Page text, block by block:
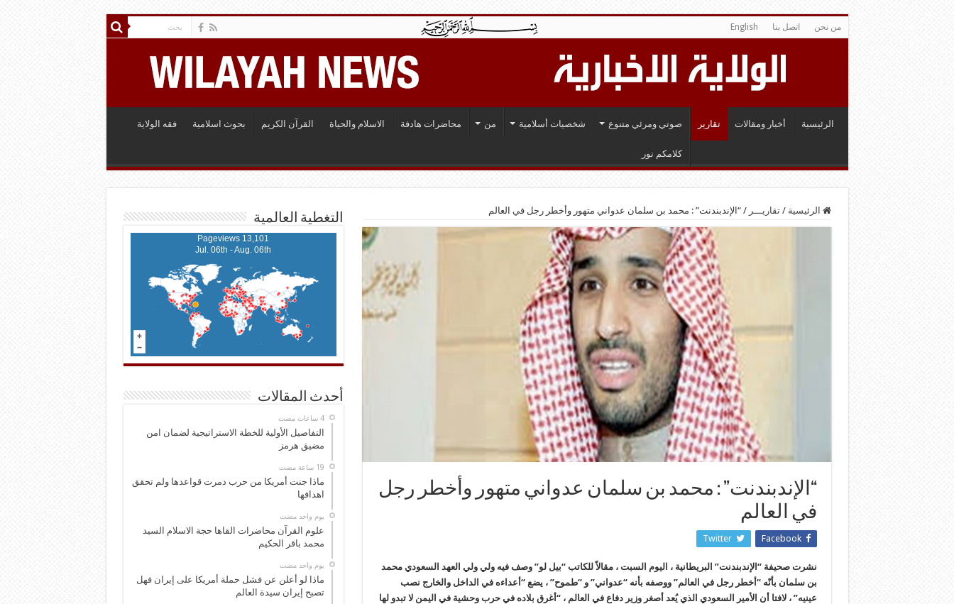
من نحن اتصل بنا English
الرئيسية أخبار ومقالات تقارير صوتي ومرئي متنوع شخصيات أسلامية من محاضرات هادفة الاسلام والحياة القرآن الكريم بحوث اسلامية فقه الولاية
كلامكم نور
الرئيسية / تقاريـــر / “الإندبندنت” : محمد بن سلمان عدواني متهور وأخطر رجل في العالم
“الإندبندنت” : محمد بن سلمان عدواني متهور وأخطر رجل
في العالم
Facebook
Twitter
نشرت صحيفة “الإندبندنت” البريطانية ، اليوم السبت ، مقالاً للكاتب “بيل لو” وصف فيه ولي ولي العهد السعودي محمد
بن سلمان بأنّه “أخطر رجل في العالم” ووصفه بأنه “عدواني” و “طموح” ، يضع “أعداءه في الداخل والخارج نصب
عينيه” ، لافتا أن الأمير السعودي الذي يُعد أصغر وزير دفاع في العالم ، “أغرق بلاده في حرب وحشية في اليمن لا تبدو لها
التغطية العالمية
13,101 Pageviews
Jul. 06th - Aug. 06th
أحدث المقالات
‏4 ساعات مضت
التفاصيل الأولية للخطة الاستراتيجية لضمان امن
مضيق هرمز
ماذا جنت أمريكا من حرب دمرت قواعدها ولم تحقق
اهدافها
‏يوم واحد مضت
علوم القرآن محاضرات القاها حجة الاسلام السيد
محمد باقر الحكيم
‏يوم واحد مضت
ماذا لو أعلن عن فشل حملة أمريكا على إيران فهل
تصبح إيران سيدة العالم